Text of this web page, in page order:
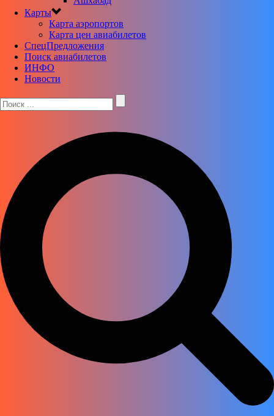
Карты
Карта аэропортов
Карта цен авиабилетов
CпецПредложения
Поиск авиабилетов
ИНФО
Новости